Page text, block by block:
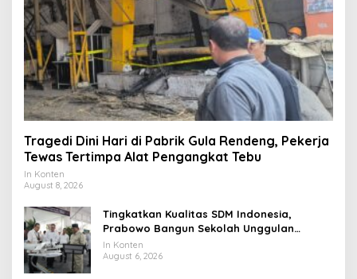
Tragedi Dini Hari di Pabrik Gula Rendeng, Pekerja
Tewas Tertimpa Alat Pengangkat Tebu
In Konten
August 8, 2026
Tingkatkan Kualitas SDM Indonesia,
Prabowo Bangun Sekolah Unggulan
hingga Undang Universitas Terbaik Dunia
In Konten
August 6, 2026